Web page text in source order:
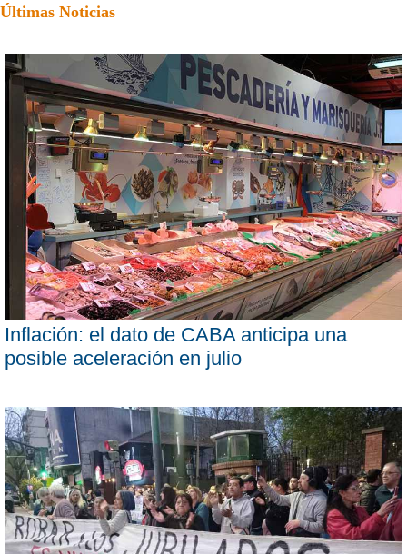
Últimas Noticias
Inflación: el dato de CABA anticipa una
posible aceleración en julio